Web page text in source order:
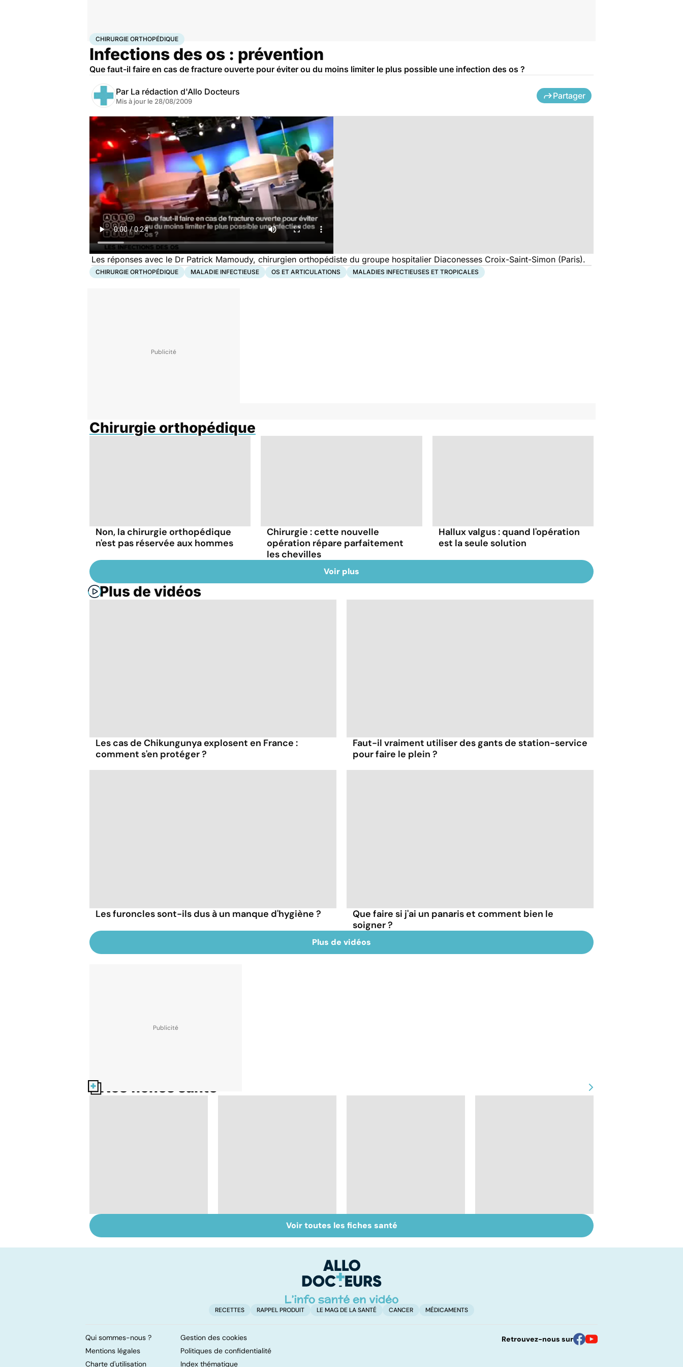
AccueilSantéMaladiesChirurgie orthopédique
CHIRURGIE ORTHOPÉDIQUE
Infections des os : prévention
Que faut-il faire en cas de fracture ouverte pour éviter ou du moins limiter le plus possible une infection des os ?
Par La rédaction d'Allo Docteurs
Mis à jour le 28/08/2009
Partager
Les réponses avec le Dr Patrick Mamoudy, chirurgien orthopédiste du groupe hospitalier Diaconesses Croix-Saint-Simon (Paris).
CHIRURGIE ORTHOPÉDIQUE MALADIE INFECTIEUSE OS ET ARTICULATIONS MALADIES INFECTIEUSES ET TROPICALES
Chirurgie orthopédique
Non, la chirurgie orthopédique
n'est pas réservée aux hommes
Chirurgie : cette nouvelle
opération répare parfaitement
les chevilles
Hallux valgus : quand l'opération
est la seule solution
Voir plus
Plus de vidéos
Les cas de Chikungunya explosent en France :
comment s'en protéger ?
Faut-il vraiment utiliser des gants de station-service
pour faire le plein ?
Les furoncles sont-ils dus à un manque d'hygiène ?
Que faire si j'ai un panaris et comment bien le
soigner ?
Plus de vidéos
Nos fiches santé
infections
Exostose osseuse :
des bosses sous la
La sciatique : un
symptôme
une bactérie sous
Voir toutes les fiches santé
RECETTES RAPPEL PRODUIT LE MAG DE LA SANTÉ CANCER MÉDICAMENTS
Qui sommes-nous ?
Gestion des cookies
Mentions légales
Politiques de confidentialité
Charte d'utilisation
Index thématique
Retrouvez-nous sur